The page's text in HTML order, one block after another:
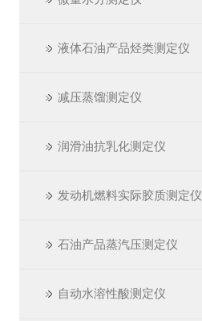
液体石油产品烃类测定仪
减压蒸馏测定仪
润滑油抗乳化测定仪
发动机燃料实际胶质测定仪
石油产品蒸汽压测定仪
自动水溶性酸测定仪